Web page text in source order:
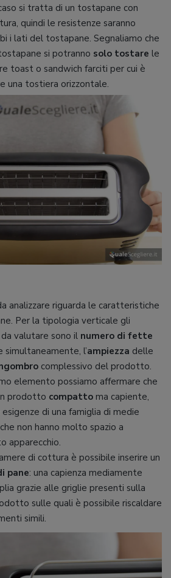
si tratta di un tostapane con
quindi le resistenze saranno
i lati del tostapane. Segnaliamo che
si potranno solo tostare le
toast o sandwich farciti per cui è
una tostiera orizzontale.
analizzare riguarda le caratteristiche
Per la tipologia verticale gli
valutare sono il numero di fette
l’ampiezza delle
complessivo del prodotto.
elemento possiamo affermare che
prodotto compatto ma capiente,
di una famiglia di medie
non hanno molto spazio a
apparecchio.
di cottura è possibile inserire un
pane: una capienza mediamente
grazie alle griglie presenti sulla
sulle quali è possibile riscaldare
simili.